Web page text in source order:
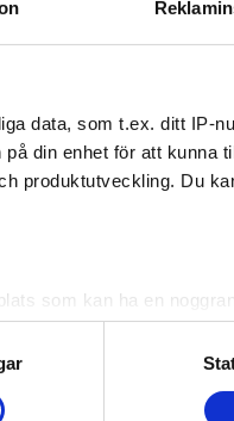
data, som t.ex. ditt IP-
din enhet för att kunna
produktutveckling. Du
som kan ha en
den för specifika
och ställ in dina
förklaringen.
Peter
Peter
Ladhe